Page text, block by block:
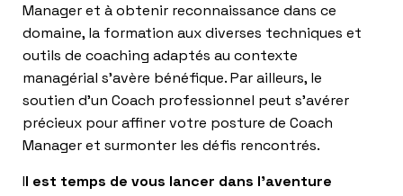
Manager et à obtenir reconnaissance dans ce
domaine, la formation aux diverses techniques et
outils de coaching adaptés au contexte
managérial s’avère bénéfique. Par ailleurs, le
soutien d’un Coach professionnel peut s’avérer
précieux pour affiner votre posture de Coach
Manager et surmonter les défis rencontrés.
Il est temps de vous lancer dans l’aventure